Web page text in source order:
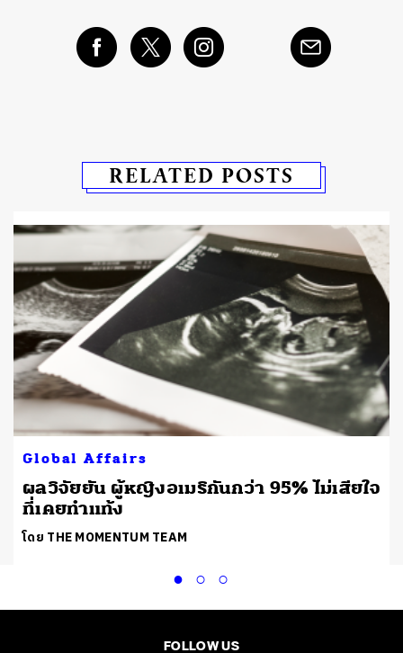
RELATED POSTS
Global Affairs
ผลวิจัยยัน ผู้หญิงอเมริกันกว่า 95% ไม่เสียใจ
ที่เคยทำแท้ง
โดย THE MOMENTUM TEAM
FOLLOW US